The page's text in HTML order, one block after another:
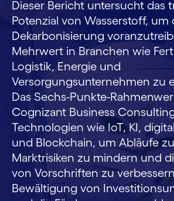
Dieser Bericht untersucht das
Potenzial von Wasserstoff, um
Dekarbonisierung
Mehrwert in Branchen wie
Logistik, Energie und
Versorgungsunternehmen zu
Das Sechs-Punkte-
Cognizant Business
Technologien wie IoT, KI,
und Blockchain, um Abläufe
Marktrisiken zu mindern und
von Vorschriften zu
Bewältigung von